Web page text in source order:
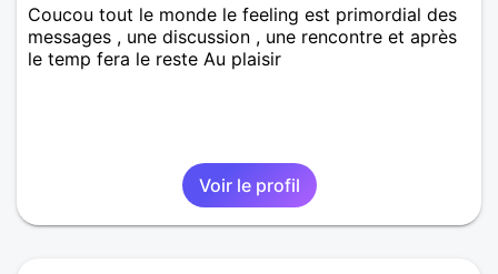
Coucou tout le monde le feeling est primordial des
messages , une discussion , une rencontre et après
le temp fera le reste Au plaisir
Voir le profil